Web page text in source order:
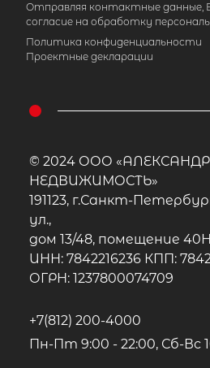
Отправляя контактные данные,
согласие на обработку
Политика конфиденциальности
Проектные декларации
© 2024 ООО
НЕДВИЖИМОСТЬ»
191123, г.Санкт-
ул.,
дом 13/48, помещение
ИНН: 7842216236 КПП:
ОГРН: 1237800074709
+7(812) 200-4000
Пн-Пт 9:00 - 22:00, Сб-Вс